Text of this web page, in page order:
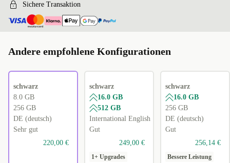
Sichere Transaktion
Andere empfohlene Konfigurationen
schwarz
8.0 GB
256 GB
DE (deutsch)
Sehr gut
220,00 €
schwarz
16.0 GB
512 GB
International English
Gut
249,00 €
1+ Upgrades
schwarz
16.0 GB
256 GB
DE (deutsch)
Gut
256,14 €
Bessere Leistung